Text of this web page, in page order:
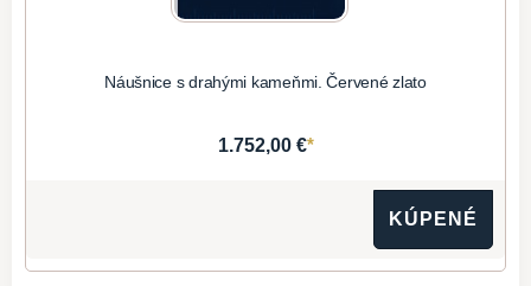
Náušnice s drahými kameňmi. Červené zlato
1.752,00 €*
KÚPENÉ